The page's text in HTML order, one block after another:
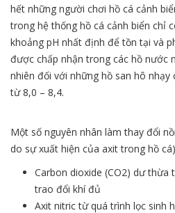
hết những người chơi hồ cá cảnh
trong hệ thống hồ cá cảnh biển chỉ
khoảng pH nhất định để tồn tại và
được chấp nhận trong các hồ nước
nhiên đối với những hồ san hô
từ 8,0 – 8,4.
Một số nguyên nhân làm thay đổi
do sự xuất hiện của axit trong hồ cá)
Carbon dioxide (CO2) dư
trao đổi khí đủ
Axit nitric từ quá trình lọc sinh